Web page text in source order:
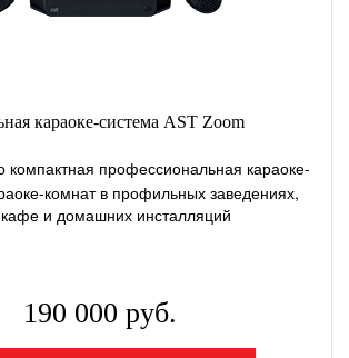
караоке-система AST Zoom
компактная профессиональная караоке-
комнат в профильных заведениях,
и домашних инсталляций
190 000 руб.